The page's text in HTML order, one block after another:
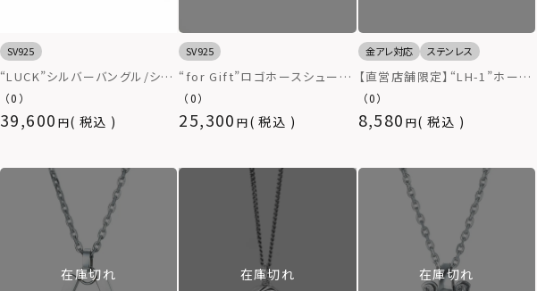
SV925
“LUCK”シルバーバングル/シル
バー925
39,600 税込
（0）
SV925
“for Gift”ロゴホースシューネ
ックレス/シルバー925
25,300 税込
（0）
金アレ対応 ステンレス
【直営店舗限定】“LH-1”ホース
シューネックレス（ブラックライ
属アレルギー対応）
8,580 税込
（0）
在庫切れ 在庫切れ 在庫切れ